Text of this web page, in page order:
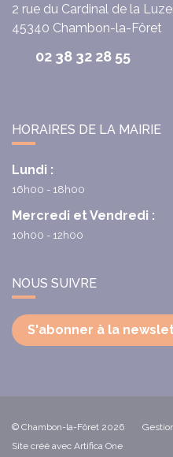
2 rue du Cardinal de la
45340 Chambon-la-Fôret
02 38 32 28 55
HORAIRES DE LA MAIRIE
Lundi :
16h00 - 18h00
Mercredi et Vendredi :
10h00 - 12h00
NOUS SUIVRE
S'abonner à la
© Chambon-la-Fôret 2026
Site créé avec Artifica One